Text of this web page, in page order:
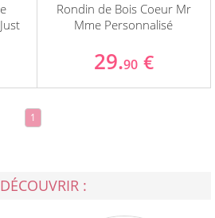
Rondin de Bois Coeur Mr
Mme Personnalisé
29.90 €
1
: